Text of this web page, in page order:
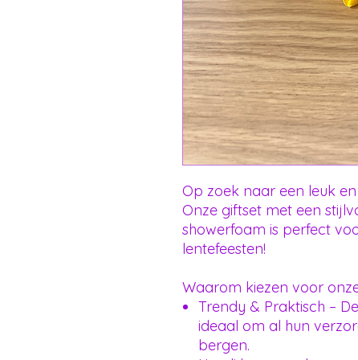
Op zoek naar een leuk
Onze giftset met een
showerfoam is perfect
lentefeesten!
Waarom kiezen voor
Trendy & Praktisch –
ideaal om al hun
bergen.